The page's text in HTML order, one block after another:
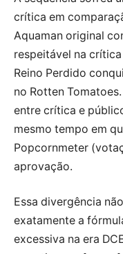
crítica em
Aquaman original
respeitável na
Reino Perdido
no Rotten
entre crítica e
mesmo tempo em
Popcornmeter
aprovação.
Essa divergência
exatamente a
excessiva na era